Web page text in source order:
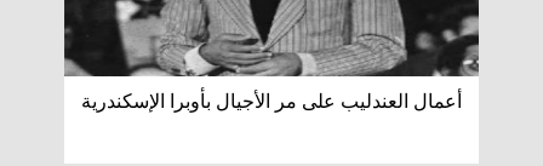
أعمال العندليب على مر الأجيال بأوبرا الإسكندرية